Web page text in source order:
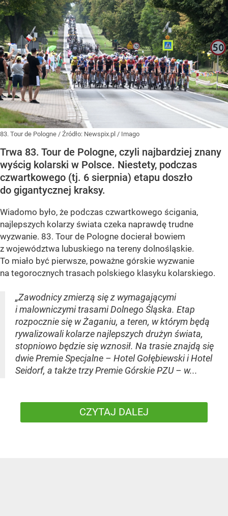
83. Tour de Pologne / Źródło: Newspix.pl / Imago
Trwa 83. Tour de Pologne, czyli najbardziej znany
wyścig kolarski w Polsce. Niestety, podczas
czwartkowego (tj. 6 sierpnia) etapu doszło
do gigantycznej kraksy.
Wiadomo było, że podczas czwartkowego ścigania,
najlepszych kolarzy świata czeka naprawdę trudne
wyzwanie. 83. Tour de Pologne docierał bowiem
z województwa lubuskiego na tereny dolnośląskie.
To miało być pierwsze, poważne górskie wyzwanie
na tegorocznych trasach polskiego klasyku kolarskiego.
„Zawodnicy zmierzą się z wymagającymi
i malowniczymi trasami Dolnego Śląska. Etap
rozpocznie się w Żaganiu, a teren, w którym będą
rywalizowali kolarze najlepszych drużyn świata,
stopniowo będzie się wznosił. Na trasie znajdą się
dwie Premie Specjalne – Hotel Gołębiewski i Hotel
Seidorf, a także trzy Premie Górskie PZU – w...
CZYTAJ DALEJ